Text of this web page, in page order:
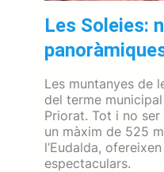
Les Soleies:
Les muntanyes de
del terme
Priorat. Tot i no
un màxim de 525
l’Eudalda,
espectaculars.